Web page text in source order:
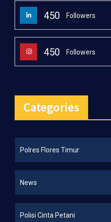
450 Followers
450 Followers
Categories
Polres Flores Timur
News
Polisi Cinta Petani